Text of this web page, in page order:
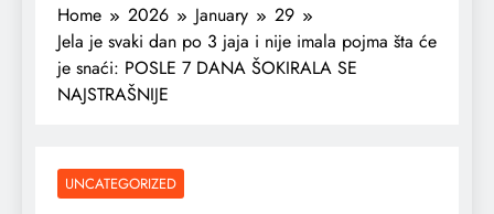
Home 2026 January
29
Jela je svaki dan po 3 jaja i nije imala pojma šta će
je snaći: POSLE 7 DANA ŠOKIRALA SE
NAJSTRAŠNIJE
UNCATEGORIZED